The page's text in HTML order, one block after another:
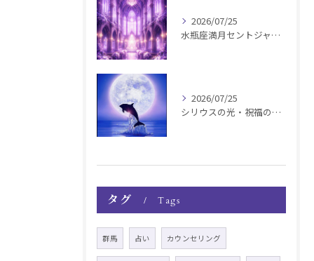
2026/07/25
水瓶座満月セントジャーメインGSVF遠隔お知らせ
2026/07/25
シリウスの光・祝福の波動チャージ遠隔お知らせ〜銀河新年〜
タグ Tags
群馬 占い カウンセリング